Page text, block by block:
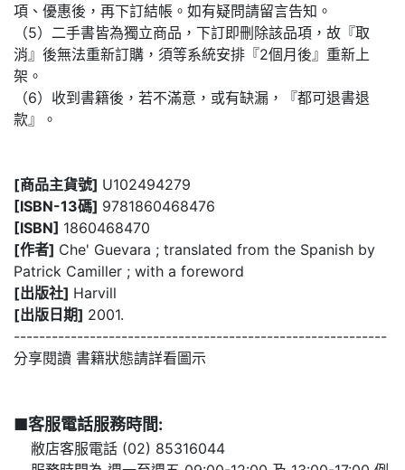
項、優惠後，再下訂結帳。如有疑問請留言告知。
（5）二手書皆為獨立商品，下訂即刪除該品項，故『取
消』後無法重新訂購，須等系統安排『2個月後』重新上
架。
（6）收到書籍後，若不滿意，或有缺漏，『都可退書退
款』。
[商品主貨號] U102494279
[ISBN-13碼] 9781860468476
[ISBN] 1860468470
[作者] Che' Guevara ; translated from the Spanish by
Patrick Camiller ; with a foreword
[出版社] Harvill
[出版日期] 2001.
-----------------------------------------------------------
分享閱讀 書籍狀態請詳看圖示
■客服電話服務時間:
敝店客服電話 (02) 85316044